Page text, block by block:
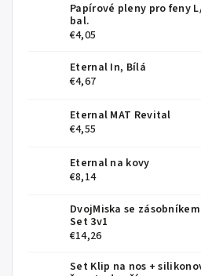
Papírové pleny pro feny
bal.
€4,05
Eternal In, Bílá
€4,67
Eternal MAT Revital
€4,55
Eternal na kovy
€8,14
DvojMiska se
Set 3v1
€14,26
Set Klip na nos +